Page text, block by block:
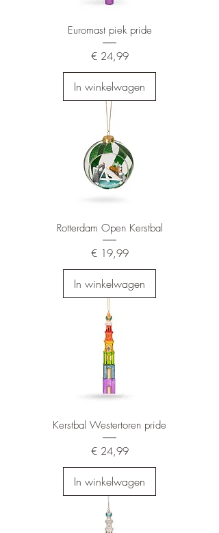
Euromast piek pride
Prijs
€ 24,99
In winkelwagen
Rotterdam Open Kerstbal
Prijs
€ 19,99
In winkelwagen
Kerstbal Westertoren pride
Prijs
€ 24,99
In winkelwagen